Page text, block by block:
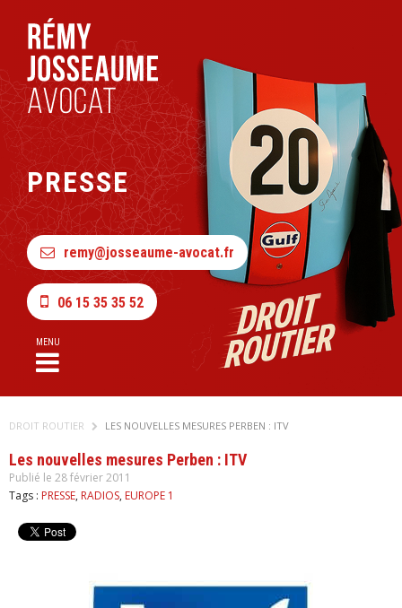
PRESSE
remy@josseaume-avocat.fr
06 15 35 35 52
MENU
DROIT ROUTIER LES NOUVELLES MESURES PERBEN : ITV
Les nouvelles mesures Perben : ITV
Publié le 28 février 2011
Tags : PRESSE, RADIOS, EUROPE 1